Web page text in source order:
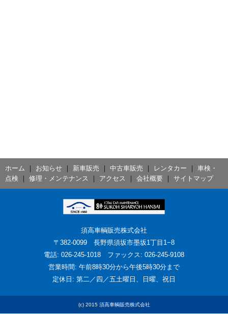
ホーム お知らせ 新車販売 中古車販売 レンタカー
車検・
点検
修理・メンテナンス アクセス 会社概要 サイトマップ
須高車輌販売株式会社
〒382-0099 長野県須坂市墨坂1丁目1−8
電話: 026-245-1018 ファックス: 026-245-9108
営業時間: 午前8時30分から午後5時30分まで
定休日: 第二／四／五土曜日、日曜、祝日
(c) 2015 須高車輌販売株式会社